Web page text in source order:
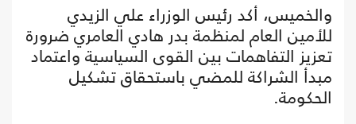
والخميس، أكد رئيس الوزراء علي الزيدي
للأمين العام لمنظمة بدر هادي العامري ضرورة
تعزيز التفاهمات بين القوى السياسية واعتماد
مبدأ الشراكة للمضي باستحقاق تشكيل
الحكومة.